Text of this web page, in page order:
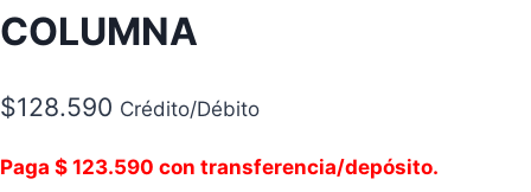
COLUMNA
$128.590 Crédito/Débito
Paga $ 123.590 con transferencia/depósito.